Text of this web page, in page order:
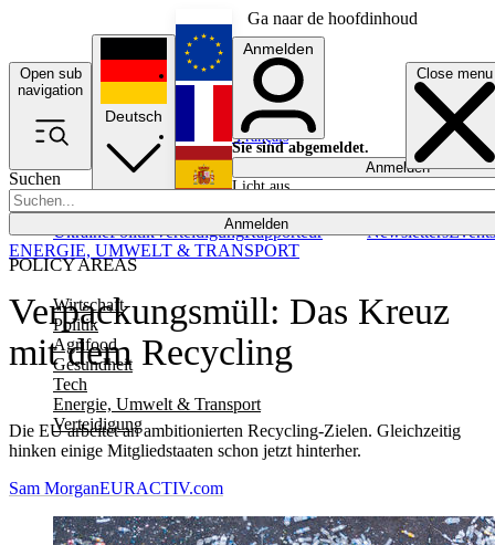
Ga naar de hoofdinhoud
Open sub
navigation
Close menu
Suchen
Anmelden
POLICY AREAS
Wirtschaft
Politik
Agrifood
Gesundheit
Tech
Energie, Umwelt & Transport
Verteidigung
UkrainePolitikVerteidigungRapporteur NewslettersEvents
Deutsch
English
Français
Anmelden
Sie sind abgemeldet.
Anmelden
Licht aus
Verpackungsmüll: Das Kreuz
mit dem Recycling
Die EU arbeitet an ambitionierten Recycling-Zielen. Gleichzeitig
hinken einige Mitgliedstaaten schon jetzt hinterher.
ENERGIE, UMWELT & TRANSPORT
Sam MorganEURACTIV.com